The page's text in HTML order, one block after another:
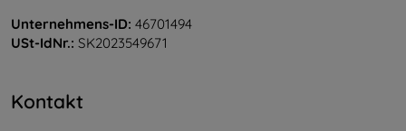
Unternehmens-ID: 46701494
USt-IdNr.: SK2023549671
Kontakt